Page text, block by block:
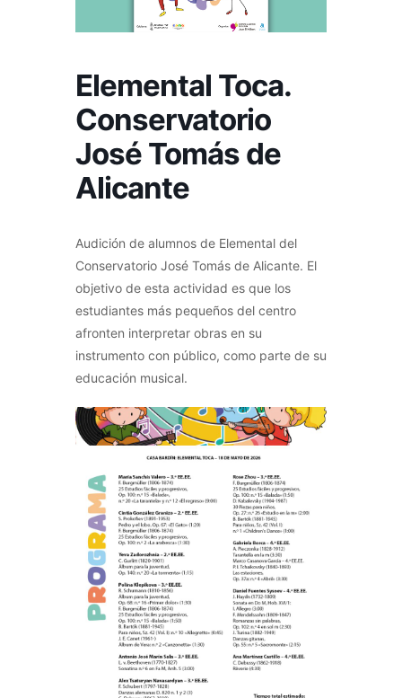
Elemental Toca.
Conservatorio
José Tomás de
Alicante
Audición de alumnos de Elemental del
Conservatorio José Tomás de Alicante. El
objetivo de esta actividad es que los
estudiantes más pequeños del centro
afronten interpretar obras en su
instrumento con público, como parte de su
educación musical.